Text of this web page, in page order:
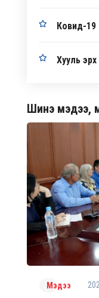
Ковид-19
Хууль эрх
Шинэ мэдээ,
Мэдээ